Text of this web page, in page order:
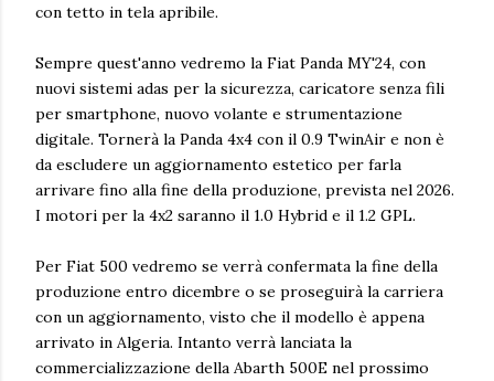
con tetto in tela apribile.
Sempre quest'anno vedremo la Fiat Panda MY'24, con
nuovi sistemi adas per la sicurezza, caricatore senza fili
per smartphone, nuovo volante e strumentazione
digitale. Tornerà la Panda 4x4 con il 0.9 TwinAir e non è
da escludere un aggiornamento estetico per farla
arrivare fino alla fine della produzione, prevista nel 2026.
I motori per la 4x2 saranno il 1.0 Hybrid e il 1.2 GPL.
Per Fiat 500 vedremo se verrà confermata la fine della
produzione entro dicembre o se proseguirà la carriera
con un aggiornamento, visto che il modello è appena
arrivato in Algeria. Intanto verrà lanciata la
commercializzazione della Abarth 500E nel prossimo